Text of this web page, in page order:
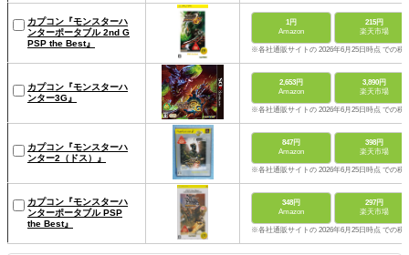
カプコン『モンスターハ
ンターポータブル 2nd G
PSP the Best』
1円
Amazon
215円
楽天市場
※各社通販サイトの 2026年6月25日時点 での税
カプコン『モンスターハ
ンター3G』
2,653円
Amazon
3,890円
楽天市場
※各社通販サイトの 2026年6月25日時点 での税
カプコン『モンスターハ
ンター2（ドス）』
847円
Amazon
398円
楽天市場
※各社通販サイトの 2026年6月25日時点 での税
カプコン『モンスターハ
ンターポータブル PSP
the Best』
348円
Amazon
297円
楽天市場
※各社通販サイトの 2026年6月25日時点 での税